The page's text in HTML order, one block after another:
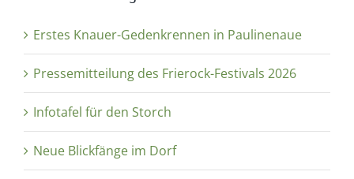
Erstes Knauer-Gedenkrennen in Paulinenaue
Pressemitteilung des Frierock-Festivals 2026
Infotafel für den Storch
Neue Blickfänge im Dorf